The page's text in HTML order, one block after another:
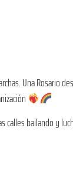
Una Rosario
calles bailando y